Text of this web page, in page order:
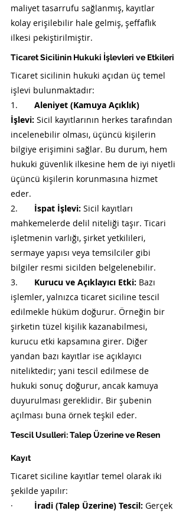
maliyet tasarrufu sağlanmış, kayıtlar
kolay erişilebilir hale gelmiş, şeffaflık
ilkesi pekiştirilmiştir.
Ticaret Sicilinin Hukuki İşlevleri ve Etkileri
Ticaret sicilinin hukuki açıdan üç temel
işlevi bulunmaktadır:
1. Aleniyet (Kamuya Açıklık)
İşlevi: Sicil kayıtlarının herkes tarafından
incelenebilir olması, üçüncü kişilerin
bilgiye erişimini sağlar. Bu durum, hem
hukuki güvenlik ilkesine hem de iyi niyetli
üçüncü kişilerin korunmasına hizmet
eder.
2. İspat İşlevi: Sicil kayıtları
mahkemelerde delil niteliği taşır. Ticari
işletmenin varlığı, şirket yetkilileri,
sermaye yapısı veya temsilciler gibi
bilgiler resmi sicilden belgelenebilir.
3. Kurucu ve Açıklayıcı Etki: Bazı
işlemler, yalnızca ticaret siciline tescil
edilmekle hüküm doğurur. Örneğin bir
şirketin tüzel kişilik kazanabilmesi,
kurucu etki kapsamına girer. Diğer
yandan bazı kayıtlar ise açıklayıcı
niteliktedir; yani tescil edilmese de
hukuki sonuç doğurur, ancak kamuya
duyurulması gereklidir. Bir şubenin
açılması buna örnek teşkil eder.
Tescil Usulleri: Talep Üzerine ve Resen
Kayıt
Ticaret siciline kayıtlar temel olarak iki
şekilde yapılır:
· İradi (Talep Üzerine) Tescil: Gerçek